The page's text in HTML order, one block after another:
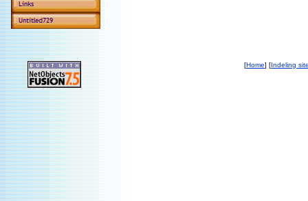
[Home] [Indeling